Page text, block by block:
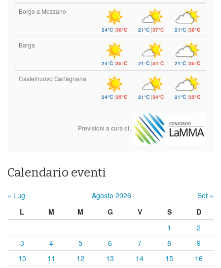
Borgo a Mozzano
24°C |38°C 21°C |37°C 21°C |38°C
Barga
24°C |35°C 21°C |34°C 21°C |35°C
Castelnuovo Garfagnana
24°C |35°C 21°C |34°C 21°C |35°C
Previsioni a cura di:
Calendario eventi
« Lug Agosto 2026
Set »
L
M M G V S
D
1
2
3
4 5 6 7 8
9
10
11 12 13 14 15
16